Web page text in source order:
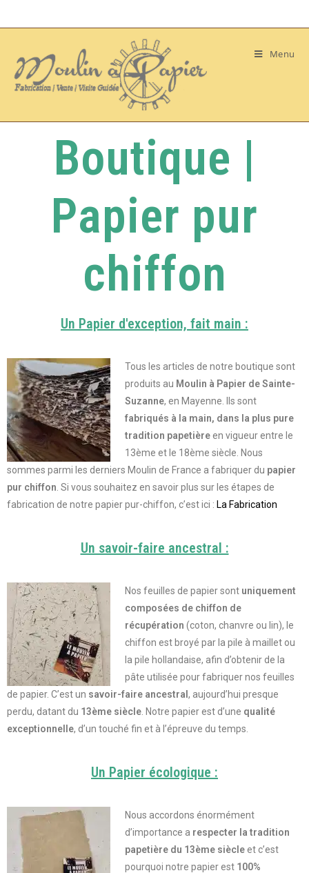
Menu
Boutique |
Papier pur
chiffon
Un Papier d'exception, fait main :
Tous les articles de notre boutique sont
produits au Moulin à Papier de Sainte-
Suzanne, en Mayenne. Ils sont
fabriqués à la main, dans la plus pure
tradition papetièreen vigueur entre le
13ème et le 18ème siècle. Nous
sommes parmi les derniers Moulin de France a fabriquer du papier
pur chiffon Si vous souhaitez en savoir plus sur les étapes de
fabrication de notre papier pur-chiffon, c’est ici : La Fabrication
Un savoir-faire ancestral :
Nos feuilles de papier sont uniquement
composées de chiffon de
récupération (coton, chanvre ou lin), le
chiffon est broyé par la pile à maillet ou
la pile hollandaise, afin d’obtenir de la
pâte utilisée pour fabriquer nos feuilles
de papier. C’est un savoir-faire ancestral , aujourd’hui presque
perdu, datant du 13ème siècle . Notre papier est d’une qualité
exceptionnelle, d’un touché fin et à l’épreuve du temps.
Un Papier écologique :
Nous accordons énormément
d’importance a respecter la tradition
papetière du 13ème siècleet c’est
pourquoi notre papier est 100%